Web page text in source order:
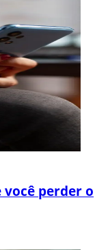
você perder o